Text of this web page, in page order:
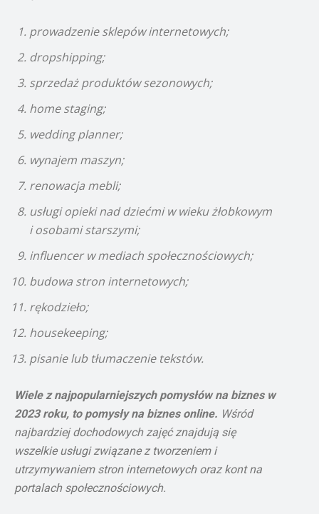
prowadzenie sklepów internetowych;
dropshipping;
sprzedaż produktów sezonowych;
home staging;
wedding planner;
wynajem maszyn;
renowacja mebli;
usługi opieki nad dziećmi w wieku żłobkowym
i osobami starszymi;
influencer w mediach społecznościowych;
budowa stron internetowych;
rękodzieło;
housekeeping;
pisanie lub tłumaczenie tekstów.
Wiele z najpopularniejszych pomysłów na biznes w
2023 roku, to pomysły na biznes online. Wśród
najbardziej dochodowych zajęć znajdują się
wszelkie usługi związane z tworzeniem i
utrzymywaniem stron internetowych oraz kont na
portalach społecznościowych.